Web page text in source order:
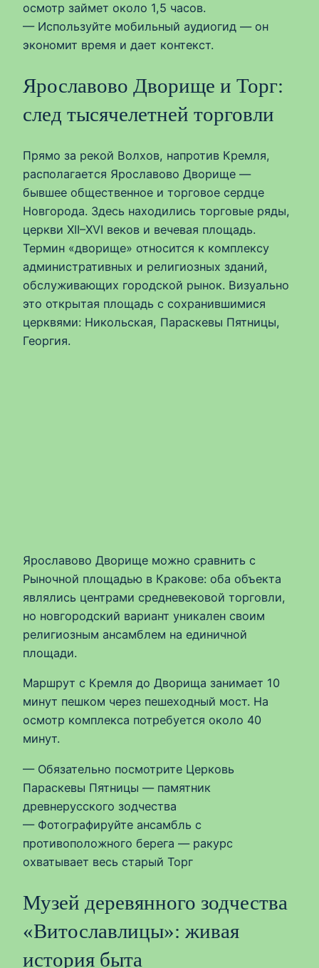
осмотр займет около 1,5 часов.
— Используйте мобильный аудиогид — он
экономит время и дает контекст.
Ярославово Дворище и Торг:
след тысячелетней торговли
Прямо за рекой Волхов, напротив Кремля,
располагается Ярославово Дворище —
бывшее общественное и торговое сердце
Новгорода. Здесь находились торговые ряды,
церкви XII–XVI веков и вечевая площадь.
Термин «дворище» относится к комплексу
административных и религиозных зданий,
обслуживающих городской рынок. Визуально
это открытая площадь с сохранившимися
церквями: Никольская, Параскевы Пятницы,
Георгия.
Ярославово Дворище можно сравнить с
Рыночной площадью в Кракове: оба объекта
являлись центрами средневековой торговли,
но новгородский вариант уникален своим
религиозным ансамблем на единичной
площади.
Маршрут с Кремля до Дворища занимает 10
минут пешком через пешеходный мост. На
осмотр комплекса потребуется около 40
минут.
— Обязательно посмотрите Церковь
Параскевы Пятницы — памятник
древнерусского зодчества
— Фотографируйте ансамбль с
противоположного берега — ракурс
охватывает весь старый Торг
Музей деревянного зодчества
«Витославлицы»: живая
история быта